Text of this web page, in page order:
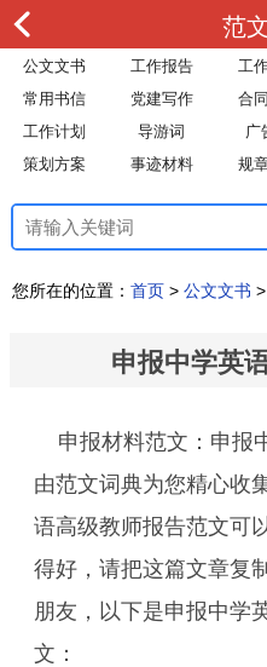
范
公文文书 工作报告 工
常用书信
党建写作 合
工作计划
导游词 广
策划方案
事迹材料 规
您所在的位置： 首页 > 公文文书 >
申报中学英
申报材料范文：申报
由范文词典为您精心收
语高级教师报告范文可
得好，请把这篇文章复
朋友，以下是申报中学
文：